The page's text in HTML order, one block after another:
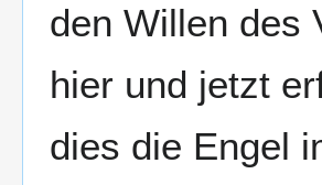
den Willen des
hier und jetzt
dies die Engel